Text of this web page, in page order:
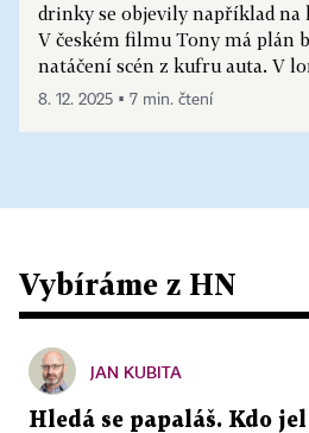
drinky se objevily například na
V českém filmu Tony má plán
natáčení scén z kufru auta. V
8. 12. 2025 ▪ 7 min. čtení
Vybíráme z HN
JAN KUBITA
Hledá se papaláš. Kdo